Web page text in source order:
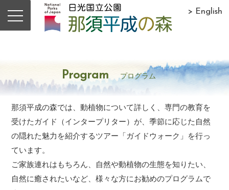
> English
Program プログラム
那須平成の森では、動植物について詳しく、専門の教育を
受けたガイド（インタープリター）が、季節に応じた自然
の隠れた魅力を紹介するツアー「ガイドウォーク」を行っ
ています。
ご家族連れはもちろん、自然や動植物の生態を知りたい、
自然に癒されたいなど、様々な方にお勧めのプログラムで